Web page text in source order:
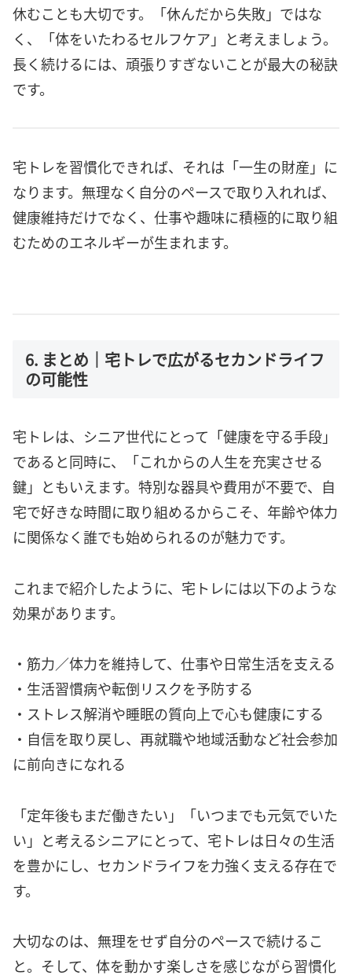
休むことも大切です。「休んだから失敗」ではな
く、「体をいたわるセルフケア」と考えましょう。
長く続けるには、頑張りすぎないことが最大の秘訣
です。
宅トレを習慣化できれば、それは「一生の財産」に
なります。無理なく自分のペースで取り入れれば、
健康維持だけでなく、仕事や趣味に積極的に取り組
むためのエネルギーが生まれます。
6. まとめ｜宅トレで広がるセカンドライフ
の可能性
宅トレは、シニア世代にとって「健康を守る手段」
であると同時に、「これからの人生を充実させる
鍵」ともいえます。特別な器具や費用が不要で、自
宅で好きな時間に取り組めるからこそ、年齢や体力
に関係なく誰でも始められるのが魅力です。
これまで紹介したように、宅トレには以下のような
効果があります。
・筋力／体力を維持して、仕事や日常生活を支える
・生活習慣病や転倒リスクを予防する
・ストレス解消や睡眠の質向上で心も健康にする
・自信を取り戻し、再就職や地域活動など社会参加
に前向きになれる
「定年後もまだ働きたい」「いつまでも元気でいた
い」と考えるシニアにとって、宅トレは日々の生活
を豊かにし、セカンドライフを力強く支える存在で
す。
大切なのは、無理をせず自分のペースで続けるこ
と。そして、体を動かす楽しさを感じながら習慣化